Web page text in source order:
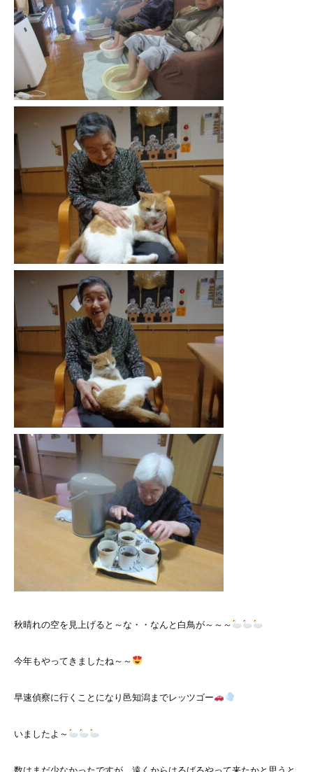
秋晴れの空を見上げると～な・・なんと白鳥が～～～
今年もやってきましたね～～
早速偵察に行くことになり邑知潟までレッツゴー
いましたよ～